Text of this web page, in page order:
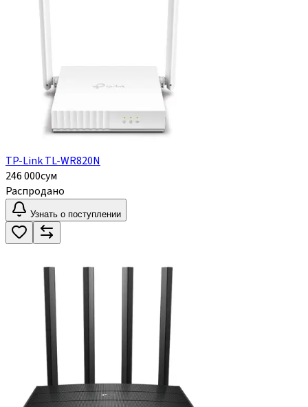
TP-Link TL-WR820N
246 000сум
Распродано
Узнать о поступлении